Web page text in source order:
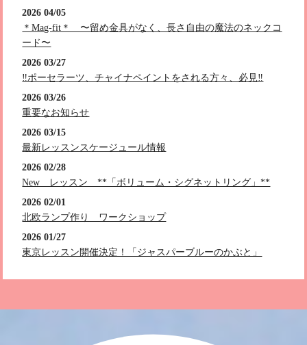
2026 04/05
＊Mag-fit＊ 〜留め金具がなく、長さ自由の魔法のネックコ
ード〜
2026 03/27
‼️ポーセラーツ、チャイナペイントをされる方々、必見‼️
2026 03/26
重要なお知らせ
2026 03/15
最新レッスンスケージュール情報
2026 02/28
New レッスン **「ボリューム・シグネットリング」**
2026 02/01
北欧ランプ作り ワークショップ
2026 01/27
東京レッスン開催決定！「ジャスパーブルーのかぶと」